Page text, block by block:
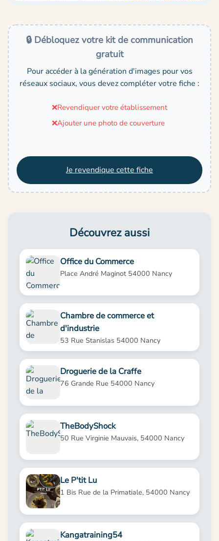
🔒 Débloquez votre kit de communication
gratuit
Pour accéder à la génération d'images pour vos
réseaux sociaux, vous devez compléter votre fiche :
❌Revendiquer votre établissement
❌Ajouter une photo de couverture
Je revendique cette fiche
Découvrez aussi
Office du Commerce
Place André Maginot 54000 Nancy
Chambre de commerce et
d'industrie
53 Rue Stanislas 54000 Nancy
Droguerie de la Craffe
76 Grande Rue 54000 Nancy
TheBodyShock
50 Rue Virginie Mauvais, 54000 Nancy
Le P'tit Lu
1 Bis Rue de la Primatiale, 54000 Nancy
Kangatraining54